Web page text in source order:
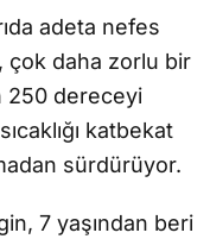
adeta nefes
çok daha zorlu bir
250 dereceyi
katbekat
sürdürüyor.
7 yaşından beri